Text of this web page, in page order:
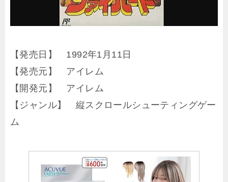
【発売日】 1992年1月11日
【発売元】 アイレム
【開発元】 アイレム
【ジャンル】 縦スクロールシューティングゲー
ム